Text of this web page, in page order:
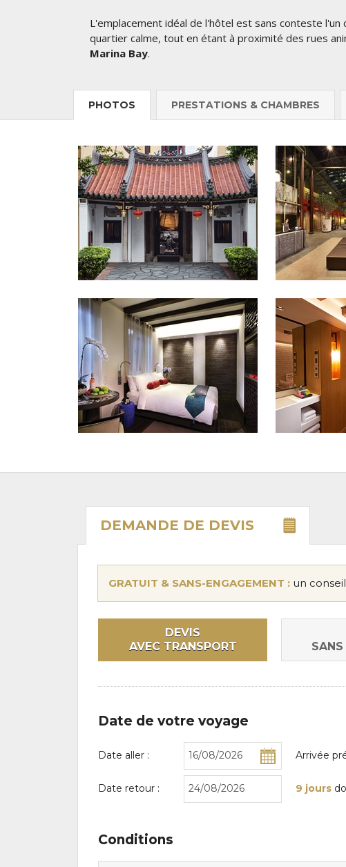
L'emplacement idéal de l'hôtel est sans conteste
quartier calme, tout en étant à proximité des rues
Marina Bay.
PHOTOS PRESTATIONS & CHAMBRES
DEMANDE DE DEVIS
GRATUIT & SANS-ENGAGEMENT : un
DEVIS
AVEC TRANSPORT
Date de votre voyage
Date aller : Arrivée
Date retour : 9 jours
Conditions